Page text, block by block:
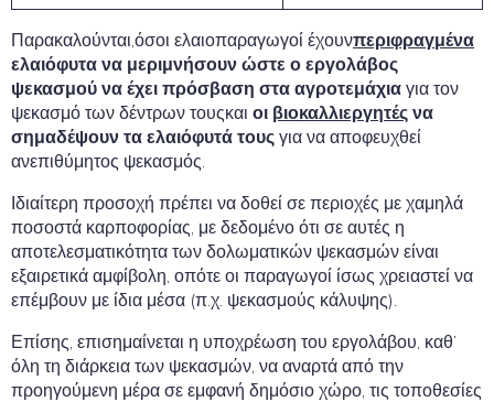
Παρακαλούνται,όσοι ελαιοπαραγωγοί έχουνπεριφραγμένα
ελαιόφυτα να μεριμνήσουν ώστε ο εργολάβος
ψεκασμού να έχει πρόσβαση στα αγροτεμάχια για τον
ψεκασμό των δέντρων τουςκαι οι βιοκαλλιεργητές να
σημαδέψουν τα ελαιόφυτά τους για να αποφευχθεί
ανεπιθύμητος ψεκασμός.
Ιδιαίτερη προσοχή πρέπει να δοθεί σε περιοχές με χαμηλά
ποσοστά καρποφορίας, με δεδομένο ότι σε αυτές η
αποτελεσματικότητα των δολωματικών ψεκασμών είναι
εξαιρετικά αμφίβολη, οπότε οι παραγωγοί ίσως χρειαστεί να
επέμβουν με ίδια μέσα (π.χ. ψεκασμούς κάλυψης).
Επίσης, επισημαίνεται η υποχρέωση του εργολάβου, καθ’
όλη τη διάρκεια των ψεκασμών, να αναρτά από την
προηγούμενη μέρα σε εμφανή δημόσιο χώρο, τις τοποθεσίες